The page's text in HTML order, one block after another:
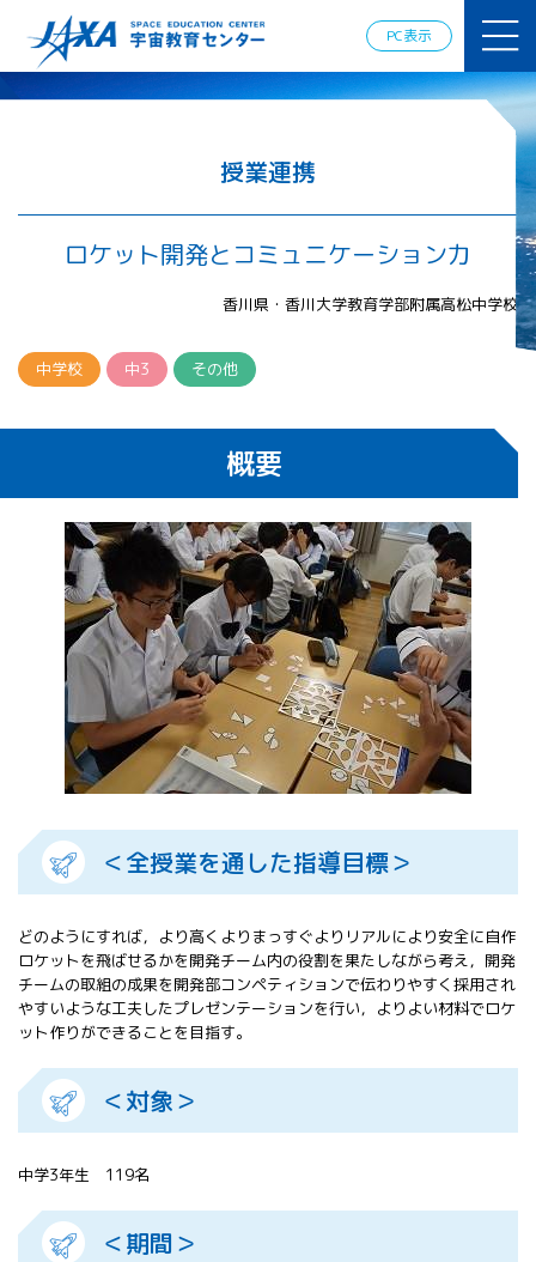
PC表示
ミー
ロスペース
情報の発
信
宇宙を活用
した教育実
践例
体験的学
習機会の
APRSAF（ア
ジア太平洋
地域宇宙機
関会議）宇
宙教育 for
All 分科会
APRSAF宇宙
教育 for All
分科会 年次
会合
APRSAFポス
ターコンテ
スト
APRSAF教員
セミナー
宇宙教育会
議）
ISEB学生派
遣プログラ
ム
授業連携
ロケット開発とコミュニケーション力
香川県・香川大学教育学部附属高松中学校
中学校 中3 その他
概要
＜全授業を通した指導目標＞
どのようにすれば，より高くよりまっすぐよりリアルにより安全に自作
ロケットを飛ばせるかを開発チーム内の役割を果たしながら考え，開発
チームの取組の成果を開発部コンペティションで伝わりやすく採用され
やすいような工夫したプレゼンテーションを行い，よりよい材料でロケ
ット作りができることを目指す。
＜対象＞
中学3年生 119名
＜期間＞